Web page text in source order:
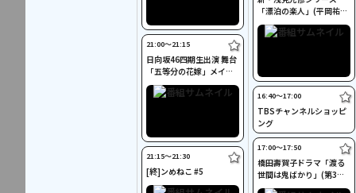
21:00〜21:15
日向坂46四期生出演 舞台
「五等分の花嫁」メイキ
ング映像
21:15〜21:30
[終]ンめねこ #5
「漂泊の楽人」(平岡祐太
主演)[字]
16:40〜17:00
TBSチャンネルショッピ
ング
17:00〜17:50
橋田壽賀子ドラマ「渡る
世間は鬼ばかり」(第3シ
リーズ) #27